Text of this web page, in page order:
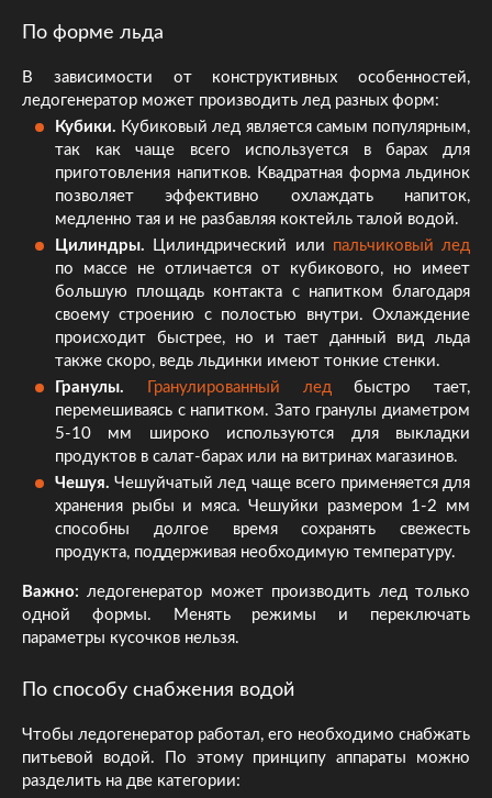
По форме льда
В зависимости от конструктивных особенностей,
ледогенератор может производить лед разных форм:
Кубики. Кубиковый лед является самым популярным,
так как чаще всего используется в барах для
приготовления напитков. Квадратная форма льдинок
позволяет эффективно охлаждать напиток,
медленно тая и не разбавляя коктейль талой водой.
Цилиндры. Цилиндрический или пальчиковый лед
по массе не отличается от кубикового, но имеет
большую площадь контакта с напитком благодаря
своему строению с полостью внутри. Охлаждение
происходит быстрее, но и тает данный вид льда
также скоро, ведь льдинки имеют тонкие стенки.
Гранулы.
Гранулированный лед быстро тает,
перемешиваясь с напитком. Зато гранулы диаметром
5-10 мм широко используются для выкладки
продуктов в салат-барах или на витринах магазинов.
Чешуя. Чешуйчатый лед чаще всего применяется для
хранения рыбы и мяса. Чешуйки размером 1-2 мм
способны долгое время сохранять свежесть
продукта, поддерживая необходимую температуру.
Важно: ледогенератор может производить лед только
одной формы. Менять режимы и переключать
параметры кусочков нельзя.
По способу снабжения водой
Чтобы ледогенератор работал, его необходимо снабжать
питьевой водой. По этому принципу аппараты можно
разделить на две категории: